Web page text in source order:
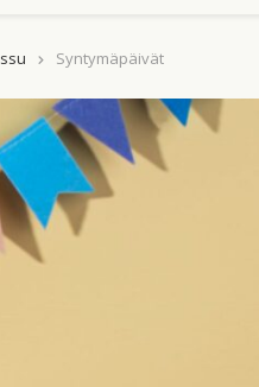
Syntymäpäivät